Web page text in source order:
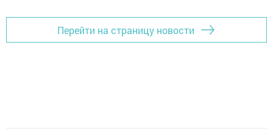
Перейти на страницу новости